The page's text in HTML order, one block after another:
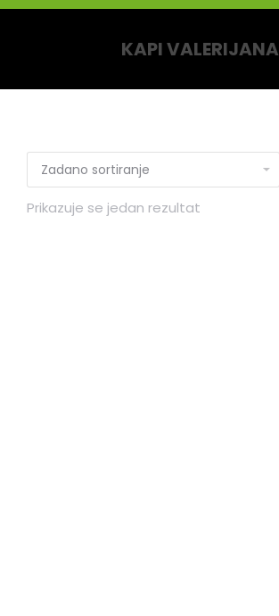
KAPI VALERIJANA
Prikazuje se jedan rezultat